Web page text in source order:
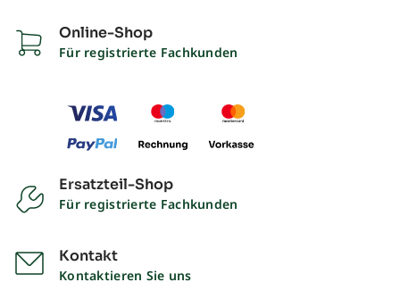
Online-Shop
Für registrierte Fachkunden
Ersatzteil-Shop
Für registrierte Fachkunden
Kontakt
Kontaktieren Sie uns